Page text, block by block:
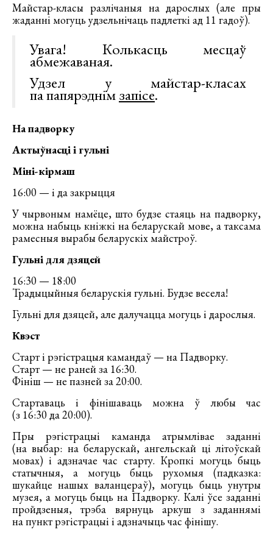
Майстар-класы разлічаныя на дарослых (але пры
жаданні могуць удзельнічаць падлеткі ад 11 гадоў).
Увага! Колькасць месцаў
абмежаваная.
Удзел у майстар-класах
па папярэднімзапісе.
На падворку
Актыўнасці і гульні
Міні-кірмаш
16:00 — і да закрыцця
У чырвоным намёце, што будзе стаяць на падворку,
можна набыць кніжкі на беларускай мове, а таксама
рамесныя вырабы беларускіх майстроў.
Гульні для дзяцей
16:30 — 18:00
Традыцыйныя беларускія гульні. Будзе весела!
Гульні для дзяцей, але далучацца могуць і дарослыя.
Квэст
Старт і рэгістрацыя камандаў — на Падворку.
Старт — не раней за 16:30.
Фініш — не пазней за 20:00.
Стартаваць і фінішаваць можна ў любы час
(з 16:30 да 20:00).
Пры рэгістрацыі каманда атрымлівае заданні
(на выбар: на беларускай, ангельскай ці літоўскай
мовах) і адзначае час старту. Кропкі могуць быць
статычныя, а могуць быць рухомыя (падказка:
шукайце нашых валанцераў), могуць быць унутры
музея, а могуць быць на Падворку. Калі ўсе заданні
пройдзеныя, трэба вярнуць аркуш з заданнямі
на пункт рэгістрацыі і адзначыць час фінішу.